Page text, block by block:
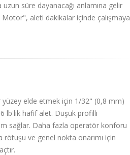
süre dayanacağı anlamına gelir
aleti dakikalar içinde çalışmaya
elde etmek için 1/32" (0,8 mm)
lb'lik hafif alet. Düşük profilli
sağlar. Daha fazla operatör konforu
ve genel nokta onarımı için